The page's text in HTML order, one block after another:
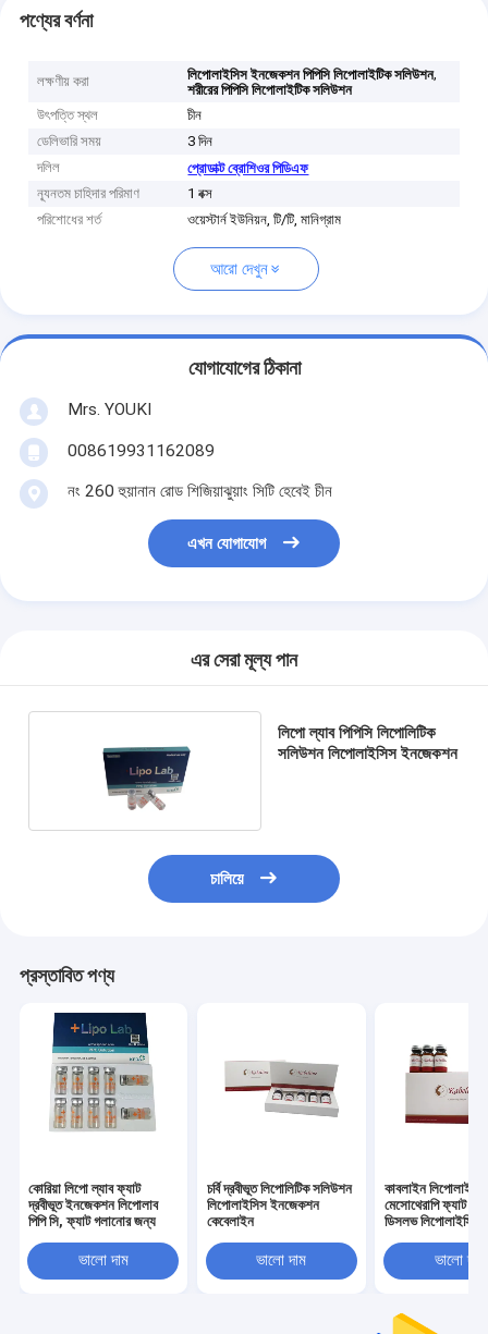
পণ্যের বর্ণনা
লক্ষণীয় করা লিপোলাইসিস ইনজেকশন পিপিসি লিপোলাইটিক সলিউশন,
শরীরের পিপিসি লিপোলাইটিক সলিউশন
উৎপত্তি স্থল
চীন
ডেলিভারি সময়
3 দিন
দলিল
প্রোডাক্ট ব্রোশিওর পিডিএফ
ন্যূনতম চাহিদার পরিমাণ
1 বক্স
পরিশোধের শর্ত
ওয়েস্টার্ন ইউনিয়ন, টি/টি, মানিগ্রাম
আরো দেখুন
যোগাযোগের ঠিকানা
Mrs. YOUKI
008619931162089
নং 260 হুয়ানান রোড শিজিয়াঝুয়াং সিটি হেবেই চীন
এখন যোগাযোগ
এর সেরা মূল্য পান
লিপো ল্যাব পিপিসি লিপোলিটিক
সলিউশন লিপোলাইসিস ইনজেকশন
চালিয়ে
প্রস্তাবিত পণ্য
কোরিয়া লিপো ল্যাব ফ্যাট
দ্রবীভূত ইনজেকশন লিপোলাব
পিপি সি, ফ্যাট গলানোর জন্য
ভালো দাম
চর্বি দ্রবীভূত লিপোলিটিক সলিউশন
লিপোলাইসিস ইনজেকশন
কেবেলাইন
ভালো দাম
কাবলাইন
মেসোথেরাপি ফ্যাট
ডিসলভ লিপোলাইসিস
ভালো দাম